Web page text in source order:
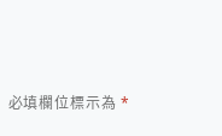
必填欄位標示為*